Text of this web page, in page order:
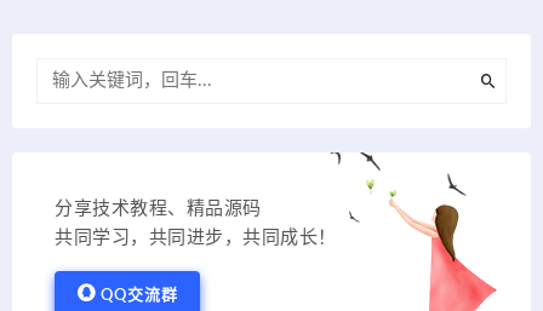
分享技术教程、精品源码
共同学习，共同进步，共同成长！
QQ交流群